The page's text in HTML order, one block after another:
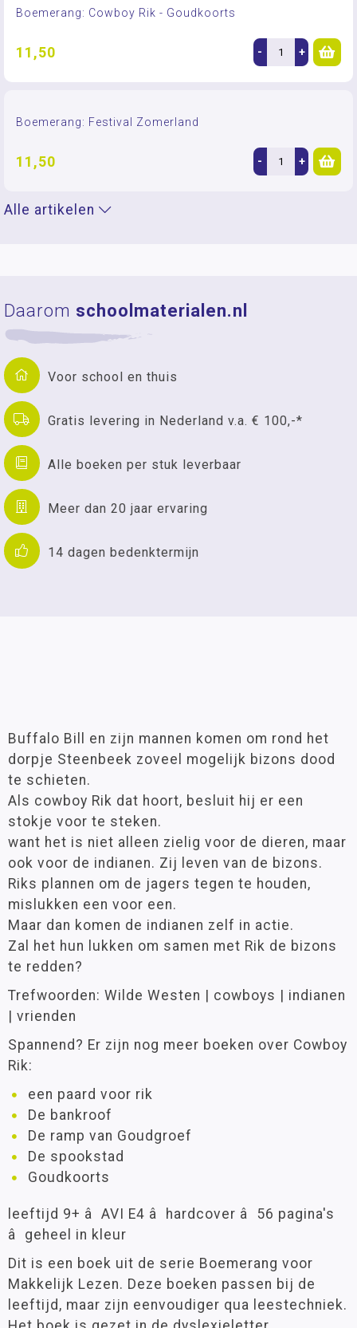
Boemerang: Cowboy Rik - Goudkoorts
11,50 - +
Boemerang: Festival Zomerland
11,50 - +
Alle artikelen
Daarom schoolmaterialen.nl
Voor school en thuis
Gratis levering in Nederland v.a. € 100,-*
Alle boeken per stuk leverbaar
Meer dan 20 jaar ervaring
14 dagen bedenktermijn
Buffalo Bill en zijn mannen komen om rond het
dorpje Steenbeek zoveel mogelijk bizons dood
te schieten.
Als cowboy Rik dat hoort, besluit hij er een
stokje voor te steken.
want het is niet alleen zielig voor de dieren, maar
ook voor de indianen. Zij leven van de bizons.
Riks plannen om de jagers tegen te houden,
mislukken een voor een.
Maar dan komen de indianen zelf in actie.
Zal het hun lukken om samen met Rik de bizons
te redden?
Trefwoorden: Wilde Westen | cowboys | indianen
| vrienden
Spannend? Er zijn nog meer boeken over Cowboy
Rik:
een paard voor rik
De bankroof
De ramp van Goudgroef
De spookstad
Goudkoorts
leeftijd 9+ â AVI E4 â hardcover â 56 pagina's
â geheel in kleur
Dit is een boek uit de serie Boemerang voor
Makkelijk Lezen. Deze boeken passen bij de
leeftijd, maar zijn eenvoudiger qua leestechniek.